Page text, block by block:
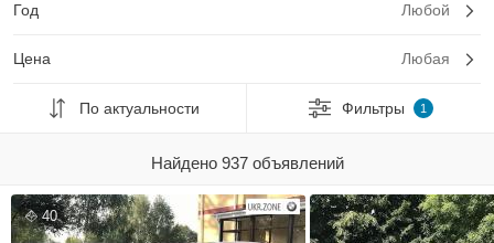
Год Любой
Цена Любая
По актуальности Фильтры 1
Найдено 937 объявлений
40